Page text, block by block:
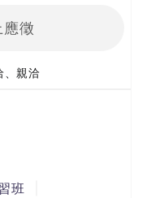
徵
、親洽
班